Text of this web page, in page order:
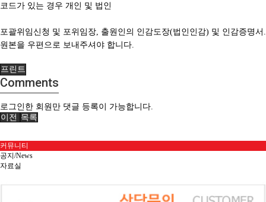
코드가 있는 경우 개인 및 법인
포괄위임신청 및 포위임장, 출원인의 인감도장(법인인감) 및 인감증명서.
원본을 우편으로 보내주셔야 합니다.
프린트
Comments
로그인한 회원만 댓글 등록이 가능합니다.
이전
목록
커뮤니티
공지/News
자료실